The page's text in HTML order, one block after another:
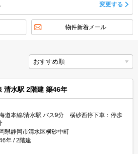
物件特集から
不動産会社から
TOP
変更する
物件新着メール
清水駅 2階建 築46年
道本線/清水駅 バス9分 横砂西停下車：停歩
県静岡市清水区横砂中町
年
2階建